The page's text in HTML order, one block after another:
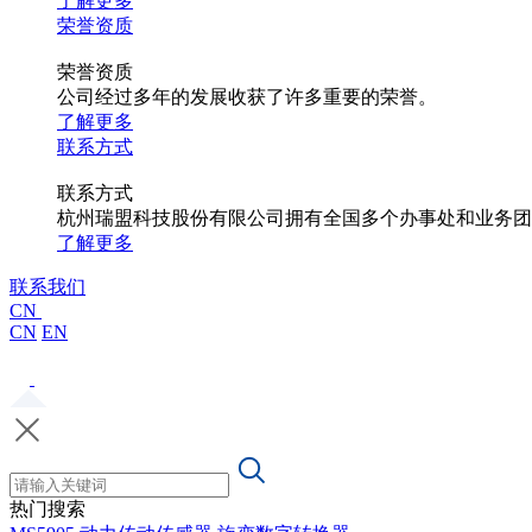
荣誉资质
荣誉资质
公司经过多年的发展收获了许多重要的荣誉。
了解更多
联系方式
联系方式
杭州瑞盟科技股份有限公司拥有全国多个办事处和业务
了解更多
联系我们
CN
CN EN
热门搜索